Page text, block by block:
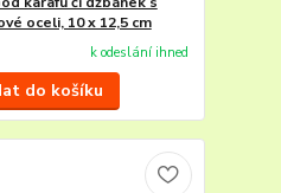
oceli, 10 x 12,5 cm
k odeslání ihned
do košíku